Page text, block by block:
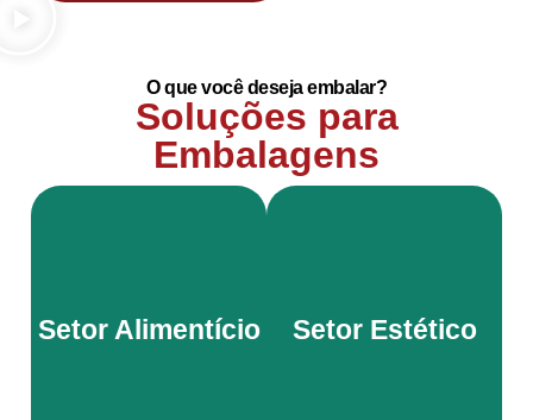
O que você deseja embalar?
Soluções para
Embalagens
Setor Alimentício
segurança e higiene
Setor Estético
econômica para